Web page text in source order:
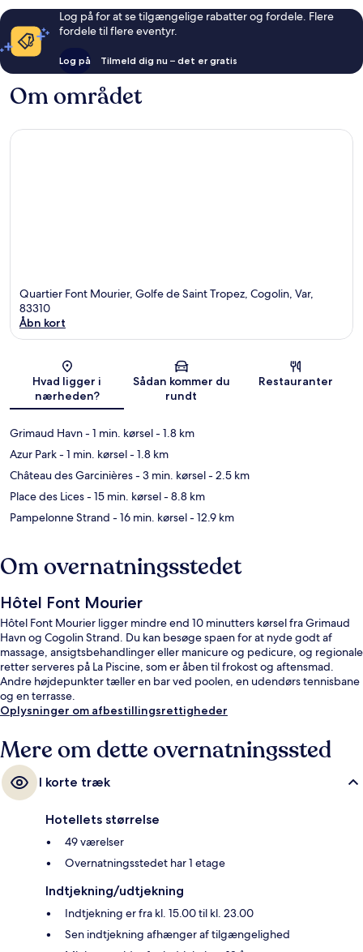
Log på for at se tilgængelige rabatter og fordele. Flere
fordele til flere eventyr.
Log på Tilmeld dig nu – det er gratis
Om området
Quartier Font Mourier, Golfe de Saint Tropez, Cogolin, Var,
83310
Åbn kort
Hvad ligger i
nærheden?
Sådan kommer du
rundt
Restauranter
Grimaud Havn- 1 min. kørsel- 1.8 km
Azur Park- 1 min. kørsel- 1.8 km
Château des Garcinières- 3 min. kørsel- 2.5 km
Place des Lices- 15 min. kørsel- 8.8 km
Pampelonne Strand - 16 min. kørsel- 12.9 km
Om overnatningsstedet
Hôtel Font Mourier
Hôtel Font Mourier ligger mindre end 10 minutters kørsel fra Grimaud
Havn og Cogolin Strand. Du kan besøge spaen for at nyde godt af
massage, ansigtsbehandlinger eller manicure og pedicure, og regionale
retter serveres på La Piscine, som er åben til frokost og aftensmad.
Andre højdepunkter tæller en bar ved poolen, en udendørs tennisbane
og en terrasse.
Oplysninger om afbestillingsrettigheder
Mere om dette overnatningssted
I korte træk
Hotellets størrelse
49 værelser
Overnatningsstedet har 1 etage
Indtjekning/udtjekning
Indtjekning er fra kl. 15.00 til kl. 23.00
Sen indtjekning afhænger af tilgængelighed